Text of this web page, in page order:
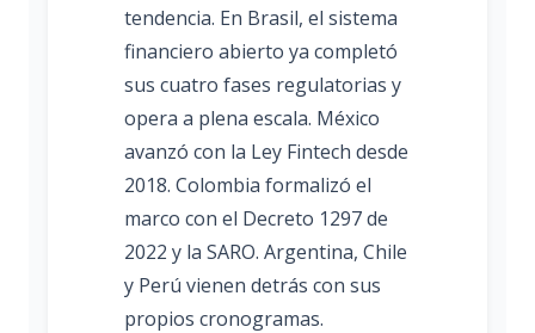
tendencia. En Brasil, el sistema
financiero abierto ya completó
sus cuatro fases regulatorias y
opera a plena escala. México
avanzó con la Ley Fintech desde
2018. Colombia formalizó el
marco con el Decreto 1297 de
2022 y la SARO. Argentina, Chile
y Perú vienen detrás con sus
propios cronogramas.